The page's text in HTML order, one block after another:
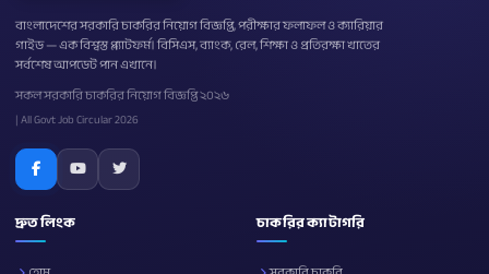
বাংলাদেশের সরকারি চাকরির নিয়োগ বিজ্ঞপ্তি, পরীক্ষার ফলাফল ও ক্যারিয়ার
গাইড — এক বিশ্বস্ত প্ল্যাটফর্ম। বিসিএস, ব্যাংক, রেল, শিক্ষা ও প্রতিরক্ষা খাতের
সর্বশেষ আপডেট পান এখানে।
সকল সরকারি চাকরির নিয়োগ বিজ্ঞপ্তি ২০২৬
| All Govt Job Circular 2026
দ্রুত লিংক চাকরির ক্যাটাগরি